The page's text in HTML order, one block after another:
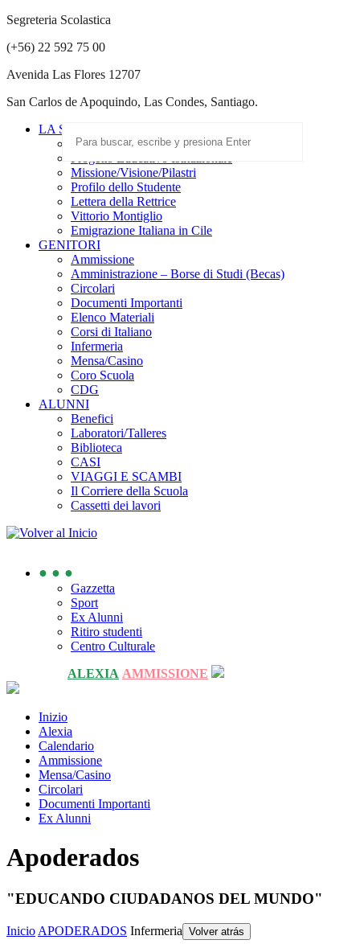
Segreteria Scolastica
(+56) 22 592 75 00
Avenida Las Flores 12707
San Carlos de Apoquindo, Las Condes, Santiago.
LA SCUOLA
Scuola Paritaria
Missione/Visione/Pilastri
Profilo dello Studente
Lettera della Rettrice
Vittorio Montiglio
Emigrazione Italiana in Cile
GENITORI
Ammissione
Amministrazione – Borse di Studi (Becas)
Circolari
Documenti Importanti
Elenco Materiali
Corsi di Italiano
Infermeria
Mensa/Casino
Coro Scuola
CDG
ALUNNI
Benefici
Laboratori/Talleres
Biblioteca
CASI
VIAGGI E SCAMBI
Il Corriere della Scuola
Cassetti dei lavori
● ● ●
Gazzetta
Sport
Ex Alunni
Ritiro studenti
Centro Culturale
ALEXIA AMMISSIONE
Inizio
Alexia
Calendario
Ammissione
Mensa/Casino
Circolari
Documenti Importanti
Ex Alunni
Apoderados
"EDUCANDO CIUDADANOS DEL MUNDO"
Inicio APODERADOS Infermeria Volver atrás